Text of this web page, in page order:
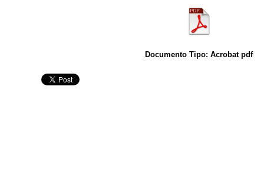
Documento Tipo: Acrobat pdf